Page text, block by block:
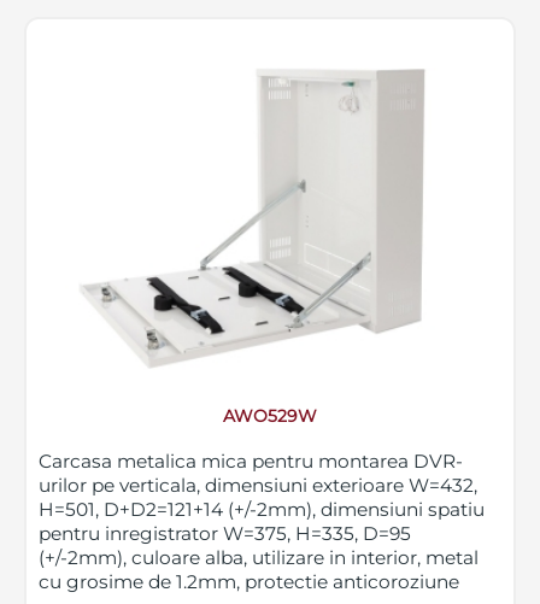
AWO529W
Carcasa metalica mica pentru montarea DVR-
urilor pe verticala, dimensiuni exterioare W=432,
H=501, D+D2=121+14 (+/-2mm), dimensiuni spatiu
pentru inregistrator W=375, H=335, D=95
(+/-2mm), culoare alba, utilizare in interior, metal
cu grosime de 1.2mm, protectie anticoroziune